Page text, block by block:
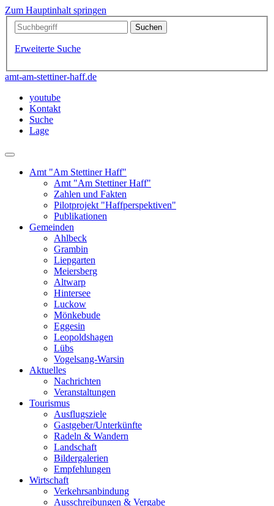
Zum Hauptinhalt springen
Erweiterte Suche
amt-am-stettiner-haff.de
youtube
Kontakt
Suche
Lage
Amt "Am Stettiner Haff"
Amt "Am Stettiner Haff"
Zahlen und Fakten
Pilotprojekt "Haffperspektiven"
Publikationen
Gemeinden
Ahlbeck
Grambin
Liepgarten
Meiersberg
Altwarp
Hintersee
Luckow
Mönkebude
Eggesin
Leopoldshagen
Lübs
Vogelsang-Warsin
Aktuelles
Nachrichten
Veranstaltungen
Tourismus
Ausflugsziele
Gastgeber/Unterkünfte
Radeln & Wandern
Landschaft
Bildergalerien
Empfehlungen
Wirtschaft
Verkehrsanbindung
Ausschreibungen & Vergabe